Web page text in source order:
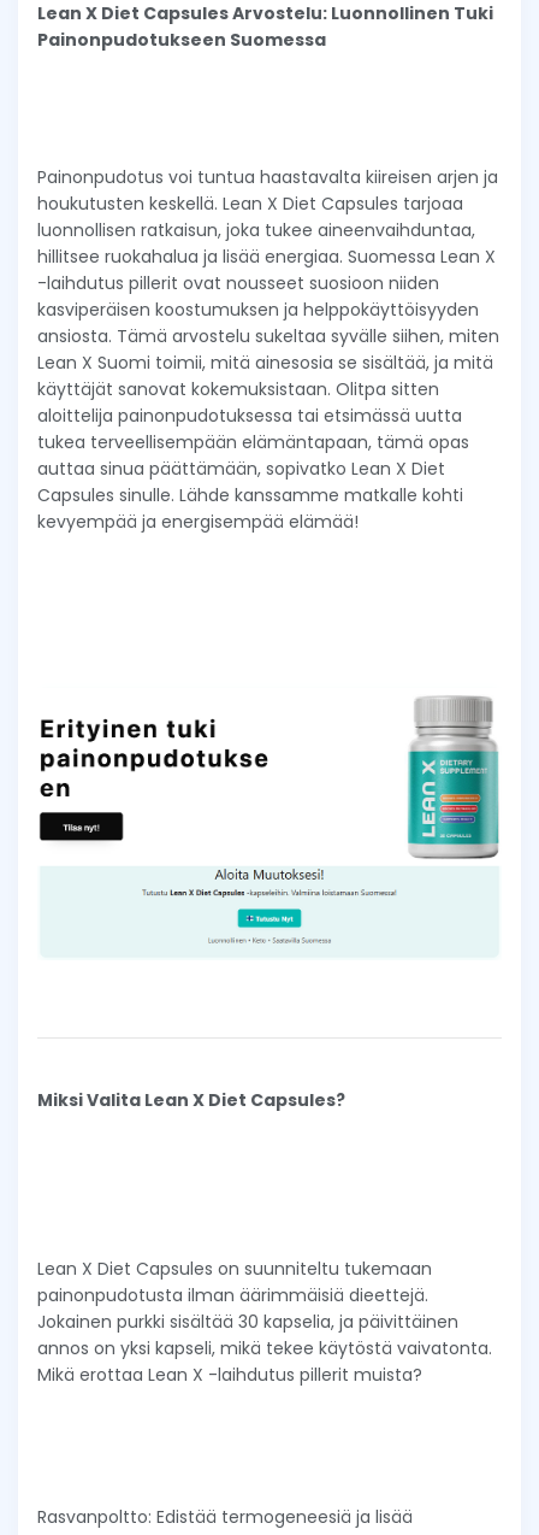
Lean X Diet Capsules Arvostelu: Luonnollinen Tuki
Painonpudotukseen Suomessa
Painonpudotus voi tuntua haastavalta kiireisen arjen ja
houkutusten keskellä. Lean X Diet Capsules tarjoaa
luonnollisen ratkaisun, joka tukee aineenvaihduntaa,
hillitsee ruokahalua ja lisää energiaa. Suomessa Lean X
-laihdutus pillerit ovat nousseet suosioon niiden
kasviperäisen koostumuksen ja helppokäyttöisyyden
ansiosta. Tämä arvostelu sukeltaa syvälle siihen, miten
Lean X Suomi toimii, mitä ainesosia se sisältää, ja mitä
käyttäjät sanovat kokemuksistaan. Olitpa sitten
aloittelija painonpudotuksessa tai etsimässä uutta
tukea terveellisempään elämäntapaan, tämä opas
auttaa sinua päättämään, sopivatko Lean X Diet
Capsules sinulle. Lähde kanssamme matkalle kohti
kevyempää ja energisempää elämää!
Miksi Valita Lean X Diet Capsules?
Lean X Diet Capsules on suunniteltu tukemaan
painonpudotusta ilman äärimmäisiä dieettejä.
Jokainen purkki sisältää 30 kapselia, ja päivittäinen
annos on yksi kapseli, mikä tekee käytöstä vaivatonta.
Mikä erottaa Lean X -laihdutus pillerit muista?
Rasvanpoltto: Edistää termogeneesiä ja lisää